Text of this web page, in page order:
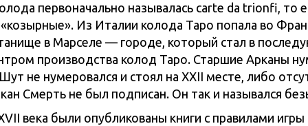
первоначально называлась carte da trionfi, то
Из Италии колода Таро попала во
в Марселе — городе, который стал в
производства колод Таро. Старшие Арканы
не нумеровался и стоял на XXII месте, либо
Смерть не был подписан. Он так и назывался
века были опубликованы книги с правилами игры